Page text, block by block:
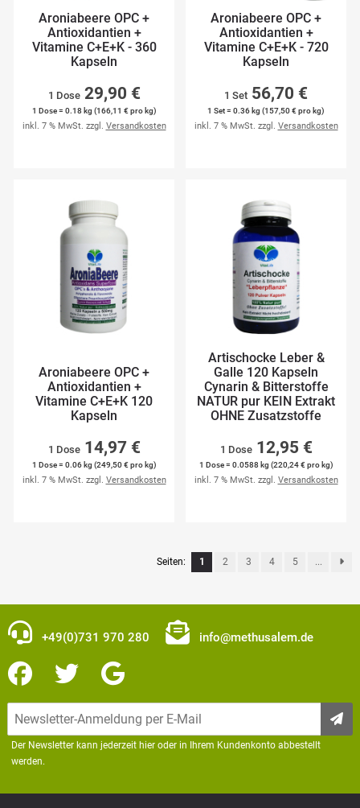
Aroniabeere OPC +
Antioxidantien +
Vitamine C+E+K - 360
Kapseln
1 Dose 29,90 €
1 Dose = 0.18 kg (166,11 € pro kg)
inkl. 7 % MwSt. zzgl. Versandkosten
Aroniabeere OPC +
Antioxidantien +
Vitamine C+E+K - 720
Kapseln
1 Set 56,70 €
1 Set = 0.36 kg (157,50 € pro kg)
inkl. 7 % MwSt. zzgl. Versandkosten
Aroniabeere OPC +
Antioxidantien +
Vitamine C+E+K 120
Kapseln
1 Dose 14,97 €
1 Dose = 0.06 kg (249,50 € pro kg)
inkl. 7 % MwSt. zzgl. Versandkosten
Artischocke Leber &
Galle 120 Kapseln
Cynarin & Bitterstoffe
NATUR pur KEIN Extrakt
OHNE Zusatzstoffe
1 Dose 12,95 €
1 Dose = 0.0588 kg (220,24 € pro kg)
inkl. 7 % MwSt. zzgl. Versandkosten
Seiten: 1 2 3 4 5 ...
+49(0)731 970 280 info@methusalem.de
Der Newsletter kann jederzeit hier oder in Ihrem Kundenkonto abbestellt
werden.